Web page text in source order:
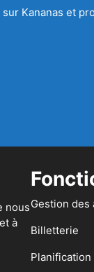
Kananas et
nous
à
Gestion des
Billetterie
Planification